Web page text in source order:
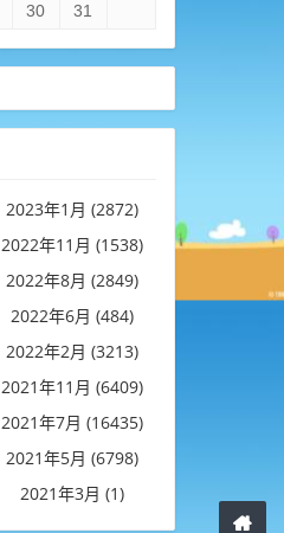
30 31
2023年1月 (2872)
2022年11月 (1538)
2022年8月 (2849)
2022年6月 (484)
2022年2月 (3213)
2021年11月 (6409)
2021年7月 (16435)
2021年5月 (6798)
2021年3月 (1)